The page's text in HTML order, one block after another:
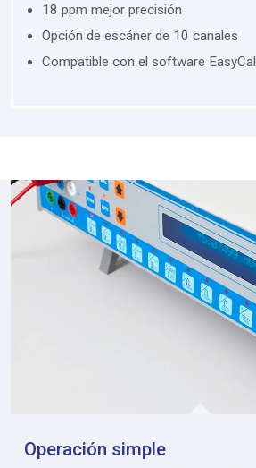
18 ppm mejor precisión
Opción de escáner de 10 canales
Compatible con el software EasyCal
Operación simple